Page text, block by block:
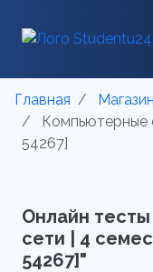
Главная
54267]
Онлайн
сети | 4
54267]"